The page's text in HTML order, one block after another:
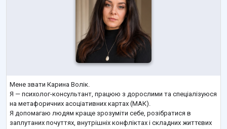
Мене звати Карина Волік.
Я — психолог-консультант, працюю з дорослими та спеціалізуюся
на метафоричних асоціативних картах (МАК).
Я допомагаю людям краще зрозуміти себе, розібратися в
заплутаних почуттях, внутрішніх конфліктах і складних життєвих